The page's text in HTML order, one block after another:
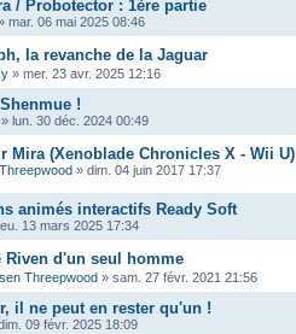
/ Probotector : 1ère partie
mar. 06 mai 2025 08:46
la revanche de la Jaguar
» mer. 23 avr. 2025 12:16
!
» lun. 30 déc. 2024 00:49
Mira (Xenoblade Chronicles X - Wii U)
» dim. 04 juin 2017 17:37
animés interactifs Ready Soft
13 mars 2025 17:34
Riven d'un seul homme
Threepwood » sam. 27 févr. 2021 21:56
il ne peut en rester qu'un !
09 févr. 2025 18:09